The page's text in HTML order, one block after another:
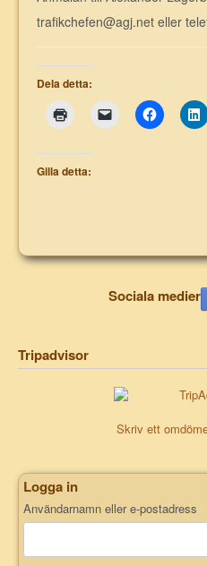
trafikchefen@agj.net eller
Dela detta:
Gilla detta:
Sociala medier
Tripadvisor
Skriv ett
Logga in
Användarnamn eller e-postadress